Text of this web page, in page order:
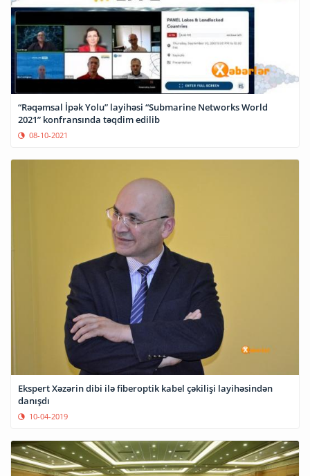
“Rəqəmsal İpək Yolu” layihəsi “Submarine Networks World
2021” konfransında təqdim edilib
08-10-2021
Ekspert Xəzərin dibi ilə fiberoptik kabel çəkilişi layihəsindən
danışdı
10-04-2019